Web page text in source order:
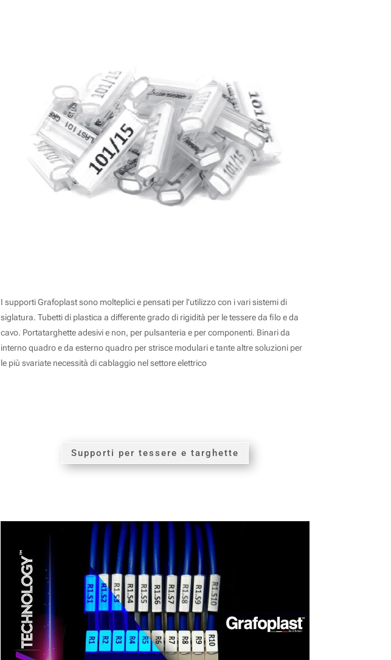
I supporti Grafoplast sono molteplici e pensati per l’utilizzo con i vari sistemi di
siglatura. Tubetti di plastica a differente grado di rigidità per le tessere da filo e da
cavo. Portatarghette adesivi e non, per pulsanteria e per componenti. Binari da
interno quadro e da esterno quadro per strisce modulari e tante altre soluzioni per
le più svariate necessità di cablaggio nel settore elettrico
Supporti per tessere e targhette